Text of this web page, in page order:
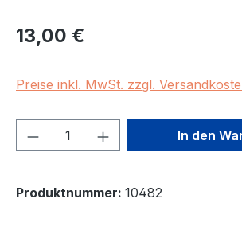
Regulärer Preis:
13,00 €
Preise inkl. MwSt. zzgl.
Produkt Anzahl: Gib den
In den
Produktnummer: 10482